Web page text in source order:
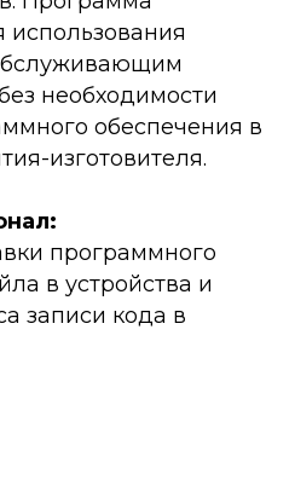
необходимости
обеспечения в
изготовителя.
программного
в устройства и
записи кода в